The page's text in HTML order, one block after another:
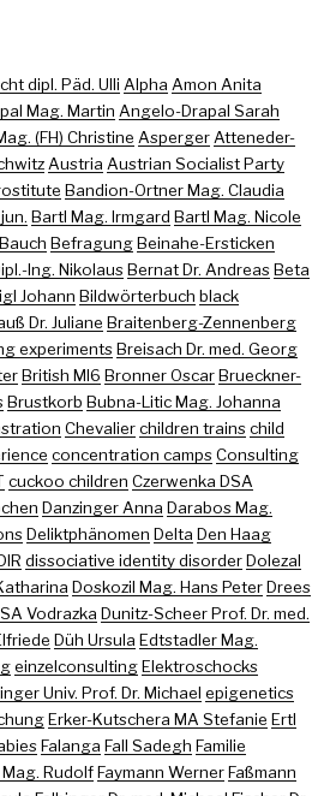
dipl. Päd. Ulli Alpha Amon Anita
Mag. Martin Angelo-Drapal Sarah
(FH) Christine Asperger Atteneder-
Austria Austrian Socialist Party
Bandion-Ortner Mag. Claudia
Bartl Mag. Irmgard Bartl Mag. Nicole
Bauch Befragung Beinahe-Ersticken
Ing. Nikolaus Bernat Dr. Andreas Beta
Johann Bildwörterbuch black
Dr. Juliane Braitenberg-Zennenberg
experiments Breisach Dr. med. Georg
British MI6 Bronner Oscar Brueckner-
Brustkorb Bubna-Litic Mag. Johanna
Chevalier children trains child
concentration camps Consulting
cuckoo children Czerwenka DSA
Danzinger Anna Darabos Mag.
Deliktphänomen Delta Den Haag
dissociative identity disorder Dolezal
Doskozil Mag. Hans Peter Drees
Vodrazka Dunitz-Scheer Prof. Dr. med.
Düh Ursula Edtstadler Mag.
einzelconsulting Elektroschocks
Univ. Prof. Dr. Michael epigenetics
Erker-Kutschera MA Stefanie Ertl
Falanga Fall Sadegh Familie
Mag. Rudolf Faymann Werner Faßmann